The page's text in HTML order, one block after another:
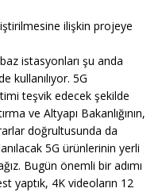
ilişkin projeye
istasyonları şu anda
kullanılıyor. 5G
teşvik edecek şekilde
ve Altyapı Bakanlığının,
doğrultusunda da
5G ürünlerinin yerli
Bugün önemli bir adımı
yaptık, 4K videoların 12